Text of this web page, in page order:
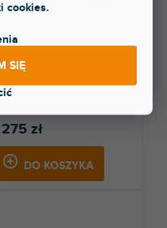
cookies.
SIĘ
tydzień
275 zł
DO KOSZYKA
z niezwykle
dźwiękiem....